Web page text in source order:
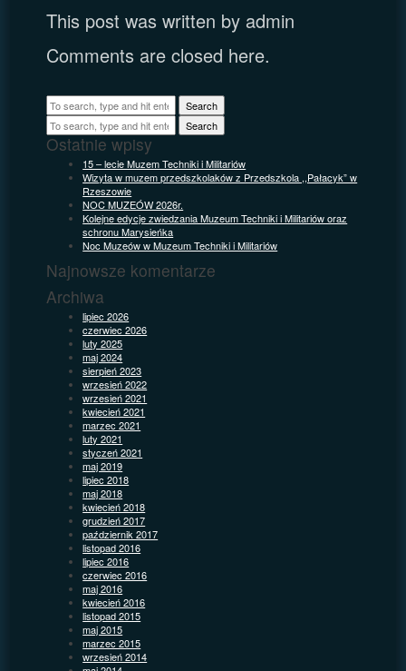
This post was written by admin
Comments are closed here.
Search
Search
Ostatnie wpisy
15 – lecie Muzem Techniki i Militariów
Wizyta w muzem przedszkolaków z Przedszkola ,,Pałacyk” w
Rzeszowie
NOC MUZEÓW 2026r.
Kolejne edycje zwiedzania Muzeum Techniki i Militariów oraz
schronu Marysieńka
Noc Muzeów w Muzeum Techniki i Militariów
Najnowsze komentarze
Archiwa
lipiec 2026
czerwiec 2026
luty 2025
maj 2024
sierpień 2023
wrzesień 2022
wrzesień 2021
kwiecień 2021
marzec 2021
luty 2021
styczeń 2021
maj 2019
lipiec 2018
maj 2018
kwiecień 2018
grudzień 2017
październik 2017
listopad 2016
lipiec 2016
czerwiec 2016
maj 2016
kwiecień 2016
listopad 2015
maj 2015
marzec 2015
wrzesień 2014